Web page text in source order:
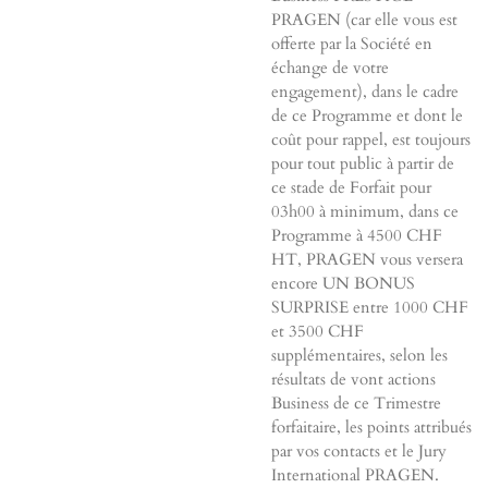
PRAGEN (car elle vous est
offerte par la Société en
échange de votre
engagement), dans le cadre
de ce Programme et dont le
coût pour rappel, est toujours
pour tout public à partir de
ce stade de Forfait pour
03h00 à minimum, dans ce
Programme à 4500 CHF
HT, PRAGEN vous versera
encore UN BONUS
SURPRISE entre 1000 CHF
et 3500 CHF
supplémentaires, selon les
résultats de vont actions
Business de ce Trimestre
forfaitaire, les points attribués
par vos contacts et le Jury
International PRAGEN.